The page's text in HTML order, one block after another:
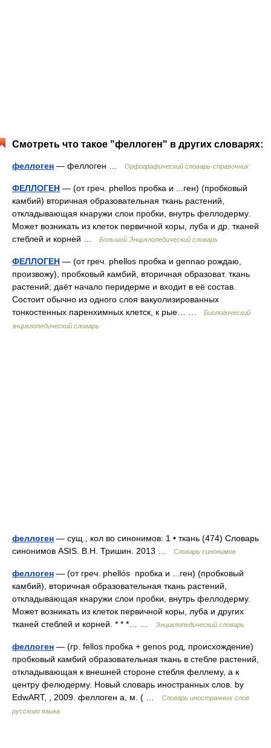
Смотреть что такое "феллоген" в других словарях:
феллоген — феллоген … Орфографический словарь-справочник
ФЕЛЛОГЕН — (от греч. phellos пробка и ...ген) (пробковый
камбий) вторичная образовательная ткань растений,
откладывающая кнаружи слои пробки, внутрь феллодерму.
Может возникать из клеток первичной коры, луба и др. тканей
стеблей и корней …
Большой Энциклопедический словарь
ФЕЛЛОГЕН — (от греч. phellos пробка и gennao рождаю,
произвожу), пробковый камбий, вторичная образоват. ткань
растений; даёт начало перидерме и входит в её состав.
Состоит обычно из одного слоя вакуолизированных
тонкостенных паренхимных клетск, к рые… …
Биологический
энциклопедический словарь
феллоген — сущ., кол во синонимов: 1 • ткань (474) Словарь
синонимов ASIS. В.Н. Тришин. 2013 …
Словарь синонимов
феллоген — (от греч. phellós пробка и ...ген) (пробковый
камбий), вторичная образовательная ткань растений,
откладывающая кнаружи слои пробки, внутрь феллодерму.
Может возникать из клеток первичной коры, луба и других
тканей стеблей и корней. * * *… …
Энциклопедический словарь
феллоген — (гр. fellos пробка + genos род, происхождение)
пробковый камбий образовательная ткань в стебле растений,
откладывающая к внешней стороне стебля феллему, а к
центру фелюдерму. Новый словарь иностранных слов. by
EdwART, , 2009. феллоген а, м. ( …
Словарь иностранных слов
русского языка